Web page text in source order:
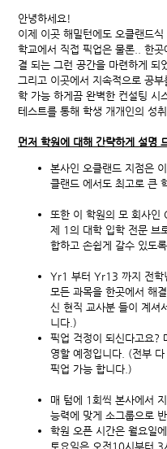
안녕하세요!
이제 이곳 해밀턴에도 오클랜드식
학교에서 직접 픽업은 물론.. 한
결 되는 그런 공간을 마련하게 되
그리고 이곳에서 지속적으로 공
학 가능 하게끔 완벽한 컨설팅 시
테스트를 통해 학생 개개인의 성
먼저 학원에 대해 간략하게 설명
본사인 오클랜드 지점은
클랜드 에서도 최고로 큰
또한 이 학원의 모 회사
제 1의 대학 입학 전문 브
합하고 손쉽게 갈수 있도
Yr1 부터 Yr13 까지 전학
모든 과목을 한곳에서 해
신 현직 교사분 들이 계셔
니다.)
픽업 걱정이 되신다고요?
영할 예정입니다. (전부
픽업 가능 합니다.)
매 텀에 1회씩 본사에서
능력에 맞게 소그룹으로
학원 오픈 시간은 월요일
토요일은 오전10시부터